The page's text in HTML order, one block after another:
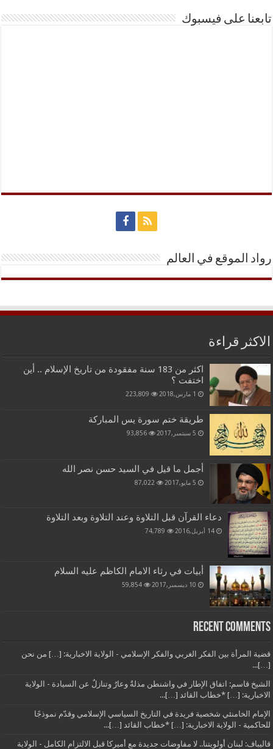
تابعنا على فيسبوك
رواد الموقع في العالم
الاكثر قراءة
اكثر من 183 سنة مفقودة من تاريخ الإسلام .. أين
اختفت ؟
1 مارس,2018 223,809
طريقة ختم سورة يس المباركة
5 سبتمبر,2017 93,856
أجمل ما قيل في السيد حسن نصر الله
5 مايو,2017 87,022
دعاء القرآن قبل التلاوة وعند التلاوة وبعد التلاوة
14 أبريل,2016 74,789
أبيات في رثاء الامام الكاظم عليه السلام
10 ديسمبر,2017 59,854
Recent Comments
قضية المرأة بين الفكر الغربي والفكر الإسلامي - الولاية الاخبارية: […] من نحن
[…]...
الشيخ قاسم: اتفاق الإطار في واشنطن مذلةٌ وعارٌ وتنازلٌ عن السيادة - الولاية
الاخبارية: […] *خطاب القائد […]...
الإمام الخامنئي شخصية فريدة في التاريخ السياسي الإسلامي وقدّم نموذجًا
للحاكمية - الولاية الاخبارية: […] *خطاب القائد […]...
قاليباف: لبنان أولويتنا.. لا مفاوضات جديدة مع أميركا قبل الالتزام الكامل - الولاية